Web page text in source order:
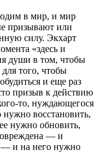
в мир, и мир
призывают или
силу. Экхарт
«здесь и
души в том, чтобы
того, чтобы
и еще раз
призыв к действию
то, нуждающегося
восстановить,
нужно обновить,
— и
— и на него нужно